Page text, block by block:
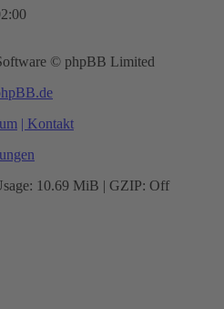
© phpBB Limited
| Kontakt
10.69 MiB | GZIP: Off